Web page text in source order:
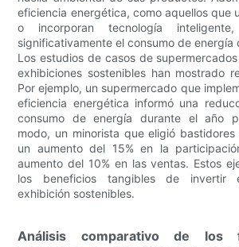
eficiencia energética, como aquellos que
o incorporan tecnología
significativamente el consumo de energía
Los estudios de casos de
exhibiciones sostenibles han mostrado
Por ejemplo, un supermercado que
eficiencia energética informó una
consumo de energía durante el año
modo, un minorista que eligió
un aumento del 15% en la
aumento del 10% en las ventas. Estos
los beneficios tangibles de invertir
exhibición sostenibles.
Análisis comparativo de los